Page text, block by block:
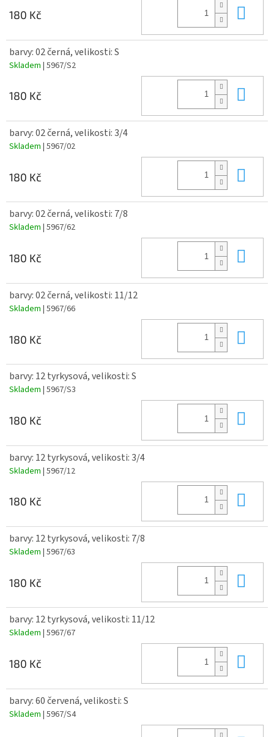
180 Kč
barvy: 02 černá, velikosti: S
Skladem | 5967/S2
180 Kč
barvy: 02 černá, velikosti: 3/4
Skladem | 5967/02
180 Kč
barvy: 02 černá, velikosti: 7/8
Skladem | 5967/62
180 Kč
barvy: 02 černá, velikosti: 11/12
Skladem | 5967/66
180 Kč
barvy: 12 tyrkysová, velikosti: S
Skladem | 5967/S3
180 Kč
barvy: 12 tyrkysová, velikosti: 3/4
Skladem | 5967/12
180 Kč
barvy: 12 tyrkysová, velikosti: 7/8
Skladem | 5967/63
180 Kč
barvy: 12 tyrkysová, velikosti: 11/12
Skladem | 5967/67
180 Kč
barvy: 60 červená, velikosti: S
Skladem | 5967/S4